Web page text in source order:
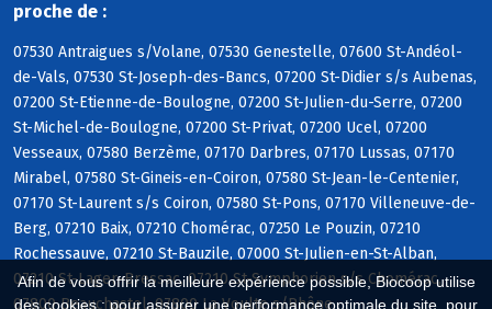
Afin de vous offrir la meilleure expérience possible, Biocoop utilise
des cookies : pour assurer une performance optimale du site, pour
proche de :
07530 Antraigues s/Volane, 07530 Genestelle, 07600 St-Andéol-
de-Vals, 07530 St-Joseph-des-Bancs, 07200 St-Didier s/s Aubenas,
07200 St-Etienne-de-Boulogne, 07200 St-Julien-du-Serre, 07200
St-Michel-de-Boulogne, 07200 St-Privat, 07200 Ucel, 07200
Vesseaux, 07580 Berzème, 07170 Darbres, 07170 Lussas, 07170
Mirabel, 07580 St-Gineis-en-Coiron, 07580 St-Jean-le-Centenier,
07170 St-Laurent s/s Coiron, 07580 St-Pons, 07170 Villeneuve-de-
Berg, 07210 Baix, 07210 Chomérac, 07250 Le Pouzin, 07210
Rochessauve, 07210 St-Bauzile, 07000 St-Julien-en-St-Alban,
07210 St-Lager-Bressac, 07210 St-Symphorien s/s Chomérac,
07800 Beauchastel, 07800 La Voulte s/Rhône